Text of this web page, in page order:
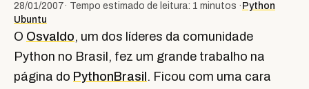
28/01/2007· Tempo estimado de leitura: 1 minutos · Python
Ubuntu
O Osvaldo, um dos lí­deres da comunidade
Python no Brasil, fez um grande trabalho na
página do PythonBrasil . Ficou com uma cara